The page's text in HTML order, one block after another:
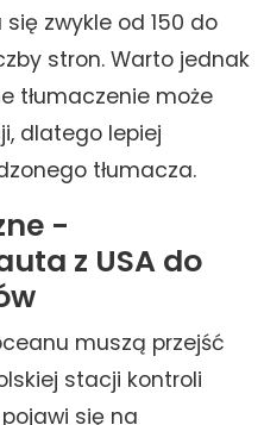
zwykle od 150 do
stron. Warto jednak
tłumaczenie może
dlatego lepiej
tłumacza.
-
z USA do
muszą przejść
stacji kontroli
się na